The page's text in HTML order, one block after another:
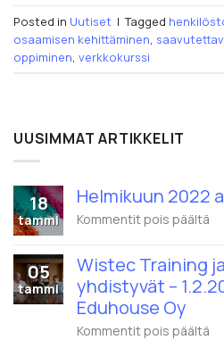
Posted in Uutiset | Tagged
osaamisen kehittäminen,
oppiminen, verkkokurssi
UUSIMMAT ARTIKKELIT
18
tammi
Helmikuun 2022
Kommentit pois päältä
05
tammi
Wistec Training
yhdistyvät –
Eduhouse Oy
Kommentit pois päältä